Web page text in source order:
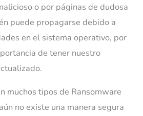
o por páginas de dudosa
puede propagarse debido a
en el sistema operativo, por
de tener nuestro
muchos tipos de Ransomware
no existe una manera segura